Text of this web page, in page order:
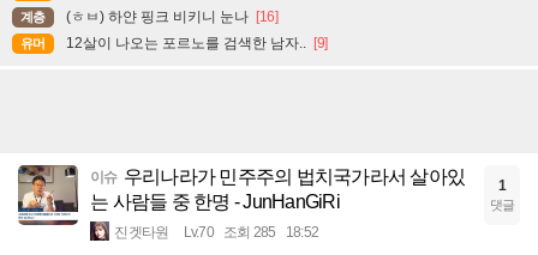
계층 (ㅎㅂ) 하얀 핑크 비키니 눈나 [16]
유머 12살이 나오는 포르노를 검색한 남자.. [9]
이슈 우리나라가 민주주의 법치국가라서 살아있
는 사람들 중 한명 - JunHanGiRi
진겟타원 Lv.70 조회 285 18:52
1
댓글